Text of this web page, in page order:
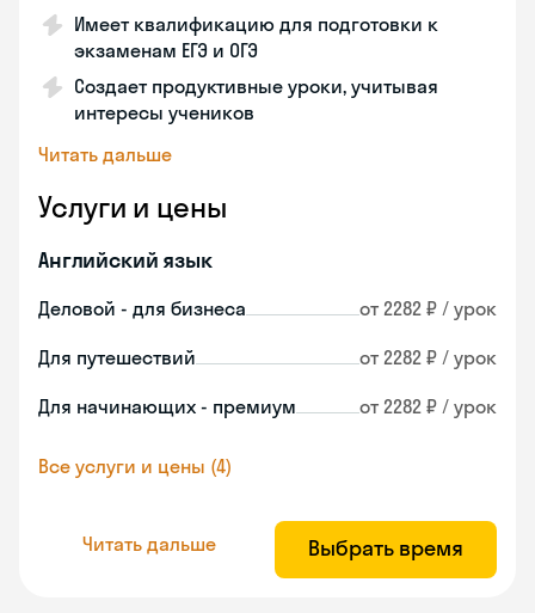
Имеет квалификацию для подготовки к
экзаменам ЕГЭ и ОГЭ
Создает продуктивные уроки, учитывая
интересы учеников
Читать дальше
Услуги и цены
Английский язык
Деловой - для бизнеса от 2282 ₽ / урок
Для путешествий от 2282 ₽ / урок
Для начинающих - премиум от 2282 ₽ / урок
Все услуги и цены (4)
Читать дальше Выбрать время